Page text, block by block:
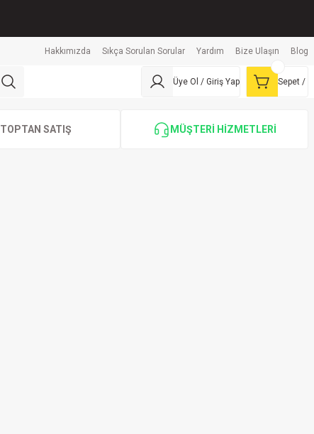
Hakkımızda Sıkça Sorulan Sorular Yardım Bize Ulaşın Blog
Üye Ol / Giriş Yap Sepet /
TOPTAN SATIŞ MÜŞTERİ HİZMETLERİ